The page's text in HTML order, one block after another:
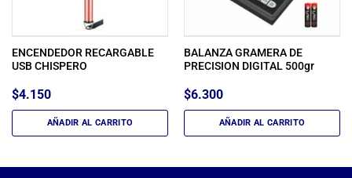
ENCENDEDOR RECARGABLE
USB CHISPERO
$4.150
AÑADIR AL CARRITO
BALANZA GRAMERA DE
PRECISION DIGITAL 500gr
$6.300
AÑADIR AL CARRITO